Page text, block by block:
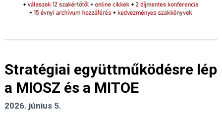
Stratégiai együttműködésre lép
a MIOSZ és a MITOE
2026. június 5.